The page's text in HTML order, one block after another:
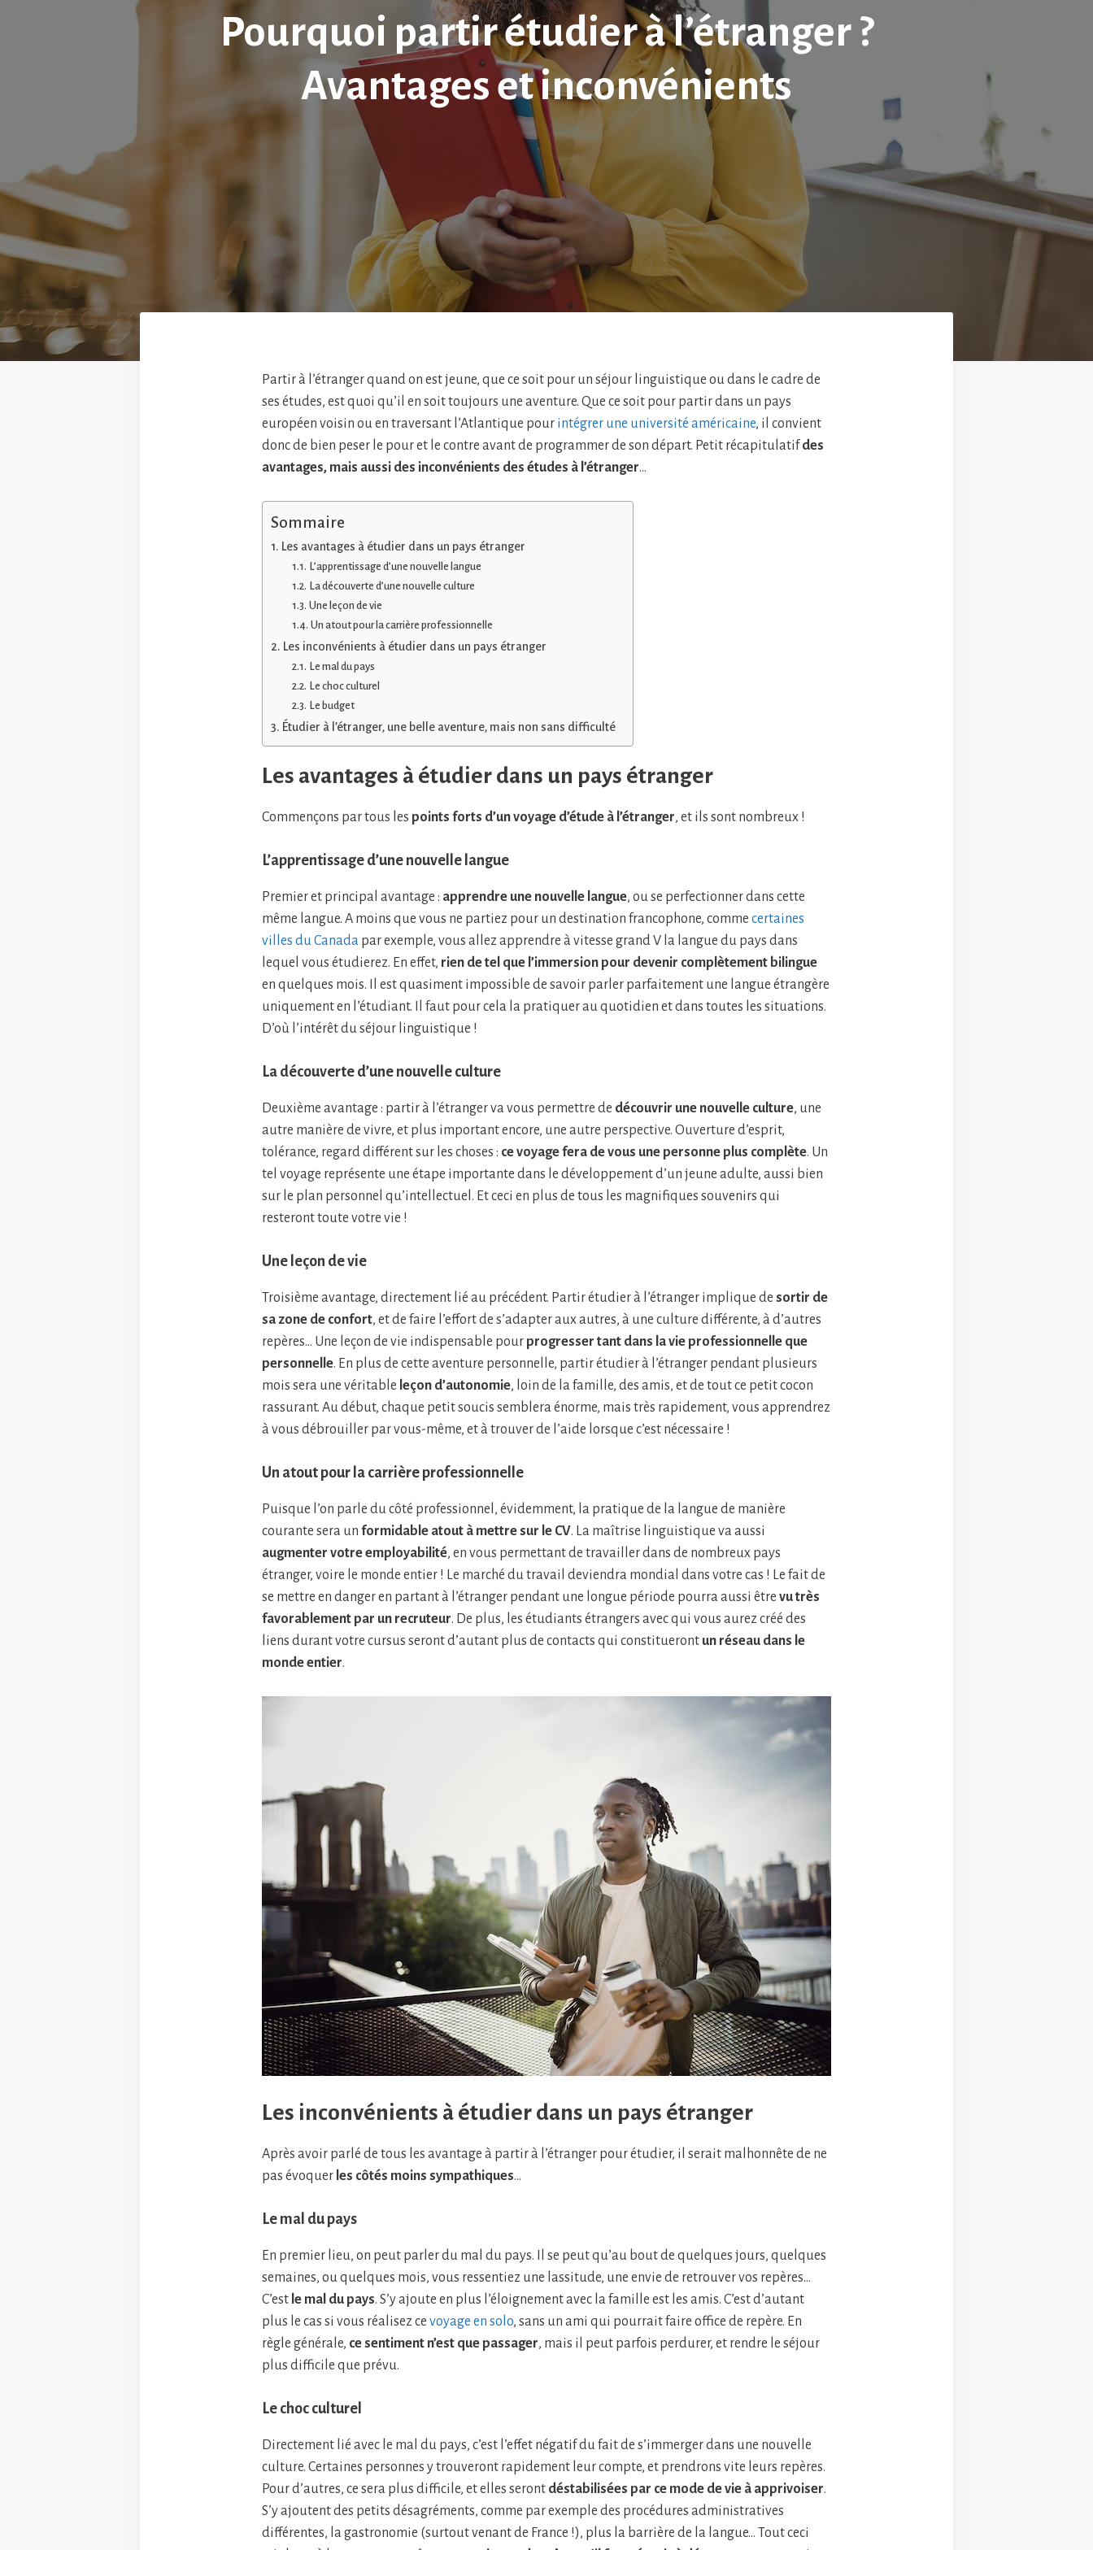
Pourquoi partir étudier à l’étranger ?
Avantages et inconvénients
Partir à l’étranger quand on est jeune, que ce soit pour un séjour linguistique ou dans le cadre de
ses études, est quoi qu’il en soit toujours une aventure. Que ce soit pour partir dans un pays
européen voisin ou en traversant l’Atlantique pour intégrer une université américaine, il convient
donc de bien peser le pour et le contre avant de programmer de son départ. Petit récapitulatifdes
avantages, mais aussi des inconvénients des études à l’étranger…
Sommaire
Les avantages à étudier dans un pays étranger
L’apprentissage d’une nouvelle langue
La découverte d’une nouvelle culture
Une leçon de vie
Un atout pour la carrière professionnelle
Les inconvénients à étudier dans un pays étranger
Le mal du pays
Le choc culturel
Le budget
Étudier à l’étranger, une belle aventure, mais non sans difficulté
Les avantages à étudier dans un pays étranger
Commençons par tous les points forts d’un voyage d’étude à l’étranger, et ils sont nombreux !
L’apprentissage d’une nouvelle langue
Premier et principal avantage : apprendre une nouvelle langue, ou se perfectionner dans cette
même langue. A moins que vous ne partiez pour un destination francophone, comme certaines
villes du Canada par exemple, vous allez apprendre à vitesse grand V la langue du pays dans
lequel vous étudierez. En effet, rien de tel que l’immersion pour devenir complètement bilingue
en quelques mois. Il est quasiment impossible de savoir parler parfaitement une langue étrangère
uniquement en l’étudiant. Il faut pour cela la pratiquer au quotidien et dans toutes les situations.
D’où l’intérêt du séjour linguistique !
La découverte d’une nouvelle culture
Deuxième avantage : partir à l’étranger va vous permettre de découvrir une nouvelle culture, une
autre manière de vivre, et plus important encore, une autre perspective. Ouverture d’esprit,
tolérance, regard différent sur les choses : ce voyage fera de vous une personne plus complète. Un
tel voyage représente une étape importante dans le développement d’un jeune adulte, aussi bien
sur le plan personnel qu’intellectuel. Et ceci en plus de tous les magnifiques souvenirs qui
resteront toute votre vie !
Une leçon de vie
Troisième avantage, directement lié au précédent. Partir étudier à l’étranger implique de sortir de
sa zone de confort, et de faire l’effort de s’adapter aux autres, à une culture différente, à d’autres
repères… Une leçon de vie indispensable pour progresser tant dans la vie professionnelle que
personnelle. En plus de cette aventure personnelle, partir étudier à l’étranger pendant plusieurs
mois sera une véritable leçon d’autonomie, loin de la famille, des amis, et de tout ce petit cocon
rassurant. Au début, chaque petit soucis semblera énorme, mais très rapidement, vous apprendrez
à vous débrouiller par vous-même, et à trouver de l’aide lorsque c’est nécessaire !
Un atout pour la carrière professionnelle
Puisque l’on parle du côté professionnel, évidemment, la pratique de la langue de manière
courante sera un formidable atout à mettre sur le CV. La maîtrise linguistique va aussi
augmenter votre employabilité, en vous permettant de travailler dans de nombreux pays
étranger, voire le monde entier ! Le marché du travail deviendra mondial dans votre cas ! Le fait de
se mettre en danger en partant à l’étranger pendant une longue période pourra aussi être vu très
favorablement par un recruteur. De plus, les étudiants étrangers avec qui vous aurez créé des
liens durant votre cursus seront d’autant plus de contacts qui constitueront un réseau dans le
monde entier.
Les inconvénients à étudier dans un pays étranger
Après avoir parlé de tous les avantage à partir à l’étranger pour étudier, il serait malhonnête de ne
pas évoquer les côtés moins sympathiques…
Le mal du pays
En premier lieu, on peut parler du mal du pays. Il se peut qu’au bout de quelques jours, quelques
semaines, ou quelques mois, vous ressentiez une lassitude, une envie de retrouver vos repères…
C’est le mal du pays. S’y ajoute en plus l’éloignement avec la famille est les amis. C’est d’autant
plus le cas si vous réalisez ce voyage en solo, sans un ami qui pourrait faire office de repère. En
règle générale, ce sentiment n’est que passager, mais il peut parfois perdurer, et rendre le séjour
plus difficile que prévu.
Le choc culturel
Directement lié avec le mal du pays, c’est l’effet négatif du fait de s’immerger dans une nouvelle
culture. Certaines personnes y trouveront rapidement leur compte, et prendrons vite leurs repères.
Pour d’autres, ce sera plus difficile, et elles seront déstabilisées par ce mode de vie à apprivoiser.
S’y ajoutent des petits désagréments, comme par exemple des procédures administratives
différentes, la gastronomie (surtout venant de France !), plus la barrière de la langue… Tout ceci